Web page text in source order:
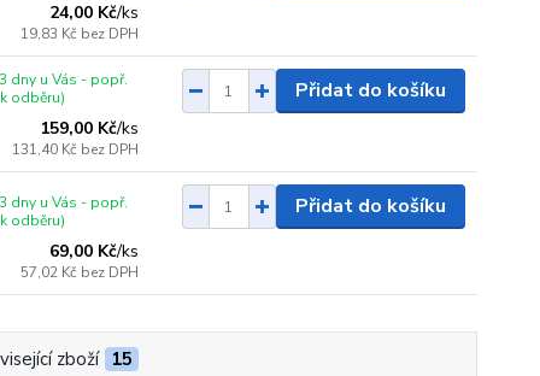
24,00 Kč/ks
19,83 Kč bez DPH
159,00 Kč/ks
131,40 Kč bez DPH
dny u Vás - popř.
odběru)
Přidat do košíku
69,00 Kč/ks
57,02 Kč bez DPH
dny u Vás - popř.
odběru)
Přidat do košíku
zboží 15